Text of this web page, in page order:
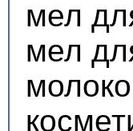
мел
мел